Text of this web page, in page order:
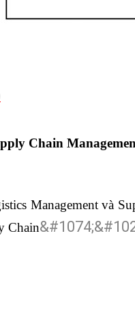
Chain
Management và
Chain